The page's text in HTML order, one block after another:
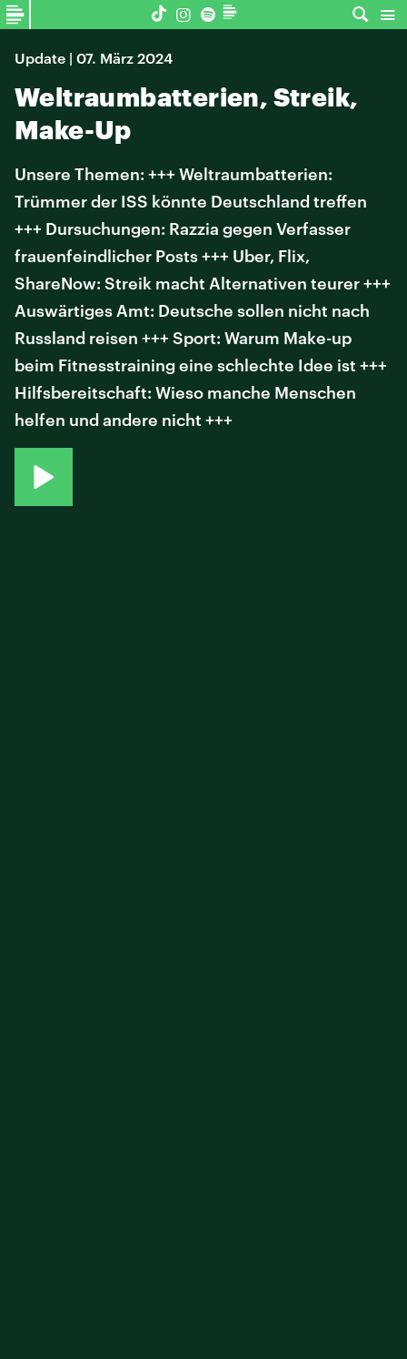
Update | 07. März 2024
Weltraumbatterien, Streik,
Make-Up
Unsere Themen: +++ Weltraumbatterien:
Trümmer der ISS könnte Deutschland treffen
+++ Dursuchungen: Razzia gegen Verfasser
frauenfeindlicher Posts +++ Uber, Flix,
ShareNow: Streik macht Alternativen teurer +++
Auswärtiges Amt: Deutsche sollen nicht nach
Russland reisen +++ Sport: Warum Make-up
beim Fitnesstraining eine schlechte Idee ist +++
Hilfsbereitschaft: Wieso manche Menschen
helfen und andere nicht +++